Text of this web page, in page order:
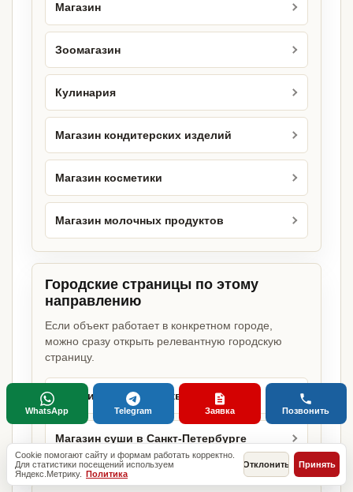
Магазин
Зоомагазин
Кулинария
Магазин кондитерских изделий
Магазин косметики
Магазин молочных продуктов
Городские страницы по этому
направлению
Если объект работает в конкретном городе,
можно сразу открыть релевантную городскую
страницу.
Магазин суши в Москве
Магазин суши в Санкт-Петербурге
Cookie помогают сайту и формам работать корректно.
Для статистики посещений используем
Яндекс.Метрику. Политика
Отклонить Принять
WhatsApp Telegram Заявка Позвонить